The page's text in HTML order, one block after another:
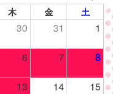
木 金 土
30 31 1
6 7 8
13 14 15